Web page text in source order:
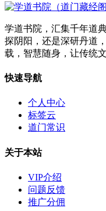
学道书院，汇集千年道
探阴阳，还是深研丹道
载，智慧随身，让传统
快速导航
个人中心
标签云
道门常识
关于本站
VIP介绍
问题反馈
推广分佣